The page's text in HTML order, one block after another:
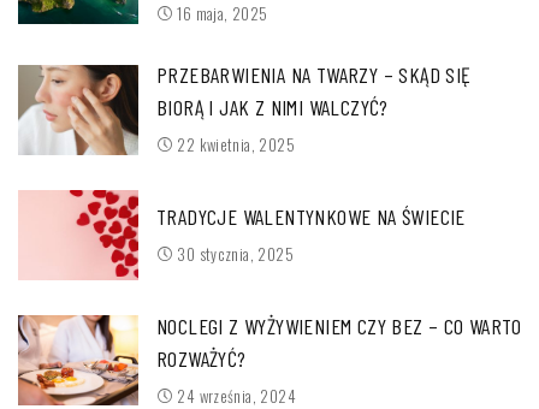
16 maja, 2025
PRZEBARWIENIA NA TWARZY – SKĄD SIĘ
BIORĄ I JAK Z NIMI WALCZYĆ?
22 kwietnia, 2025
TRADYCJE WALENTYNKOWE NA ŚWIECIE
30 stycznia, 2025
NOCLEGI Z WYŻYWIENIEM CZY BEZ – CO WARTO
ROZWAŻYĆ?
24 września, 2024